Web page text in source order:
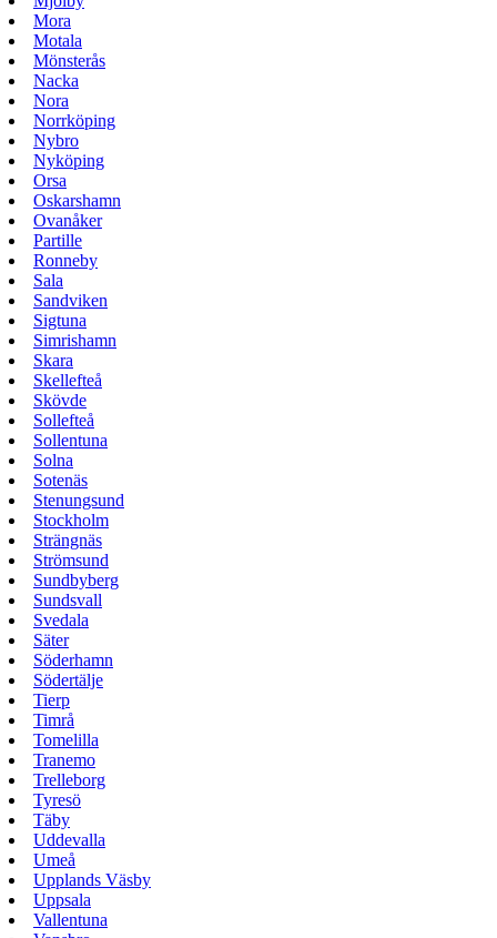
Mora
Motala
Mönsterås
Nacka
Nora
Norrköping
Nybro
Nyköping
Orsa
Oskarshamn
Ovanåker
Partille
Ronneby
Sala
Sandviken
Sigtuna
Simrishamn
Skara
Skellefteå
Skövde
Sollefteå
Sollentuna
Solna
Sotenäs
Stenungsund
Stockholm
Strängnäs
Strömsund
Sundbyberg
Sundsvall
Svedala
Säter
Söderhamn
Södertälje
Tierp
Timrå
Tomelilla
Tranemo
Trelleborg
Tyresö
Täby
Uddevalla
Umeå
Upplands Väsby
Uppsala
Vallentuna